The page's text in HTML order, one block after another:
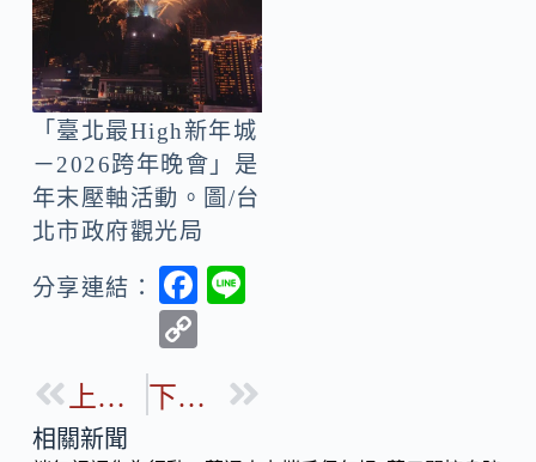
「臺北最High新年城
－2026跨年晚會」是
年末壓軸活動。圖/台
北市政府觀光局
分享連結：
F
bp
上一篇 下一篇
相關新聞